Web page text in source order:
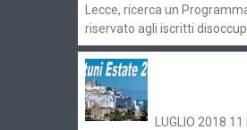
Lecce, ricerca un
riservato agli iscritti
LUGLIO 2018